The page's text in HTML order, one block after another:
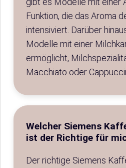
Funktion, die das Aroma
intensiviert. Darüber
Modelle mit einer
ermöglicht,
Macchiato oder
Welcher Siemens
ist der Richtige für
Der richtige Siemens